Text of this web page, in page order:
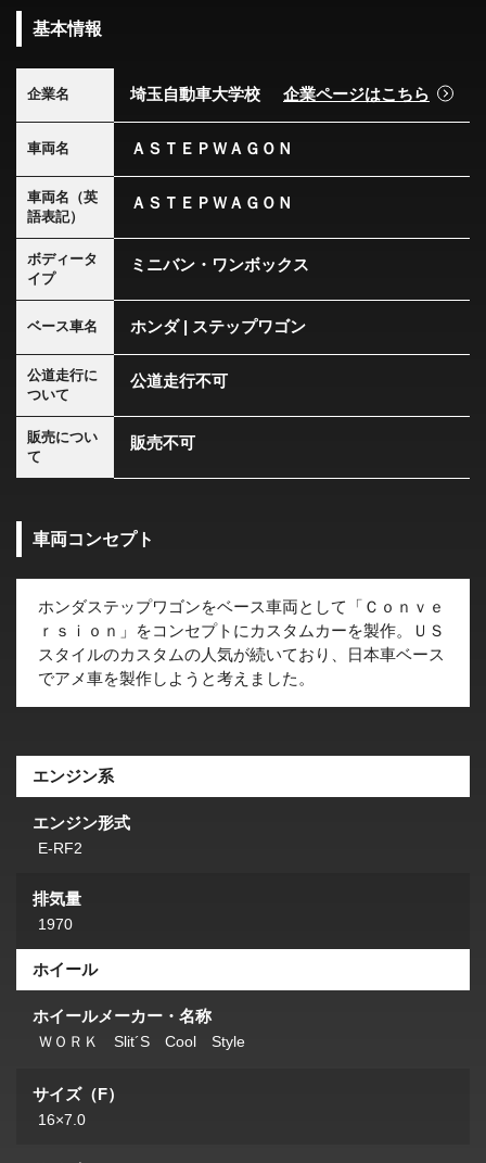
基本情報
企業名 埼玉自動車大学校 企業ページはこちら
車両名 ＡＳＴＥＰＷＡＧＯＮ
車両名（英
語表記）
ＡＳＴＥＰＷＡＧＯＮ
ボディータ
イプ
ミニバン・ワンボックス
ベース車名 ホンダ | ステップワゴン
公道走行に
ついて
公道走行不可
販売につい
て
販売不可
車両コンセプト
ホンダステップワゴンをベース車両として「Ｃｏｎｖｅ
ｒｓｉｏｎ」をコンセプトにカスタムカーを製作。ＵＳ
スタイルのカスタムの人気が続いており、日本車ベース
でアメ車を製作しようと考えました。
エンジン系
エンジン形式
E-RF2
排気量
1970
ホイール
ホイールメーカー・名称
ＷＯＲＫ Slit´S Cool Style
サイズ（F）
16×7.0